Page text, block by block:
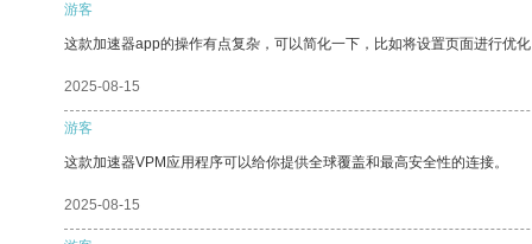
游客
这款加速器app的操作有点复杂，可以简化一下，比如将设置页面进行优
2025-08-15
游客
这款加速器VPM应用程序可以给你提供全球覆盖和最高安全性的连接。
2025-08-15